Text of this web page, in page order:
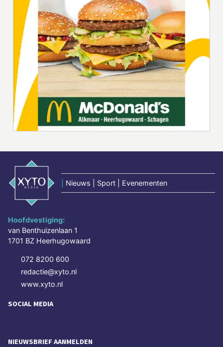
Nieuws | Sport | Evenementen
Hoofdvestiging:
van Benthuizenlaan 1
1701 BZ Heerhugowaard
072 8200 600
redactie@xyto.nl
www.xyto.nl
SOCIAL MEDIA
NIEUWSBRIEF AANMELDEN